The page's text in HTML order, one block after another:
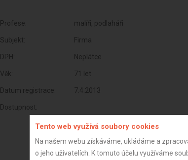
Profese: malíři, podlaháři
Subjekt: Firma
DPH: Neplátce
Věk: 71 let
Datum registrace: 7.4.2013
Dostupnost:
Tento web využívá soubory cookies
Na našem webu získáváme, ukládáme a
o jeho uživatelích. K tomuto účelu využíváme